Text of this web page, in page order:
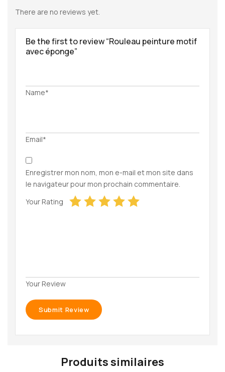
There are no reviews yet.
Be the first to review “Rouleau peinture motif
avec éponge”
Name*
Email*
Enregistrer mon nom, mon e-mail et mon site dans
le navigateur pour mon prochain commentaire.
Your Rating
Your Review
Produits similaires